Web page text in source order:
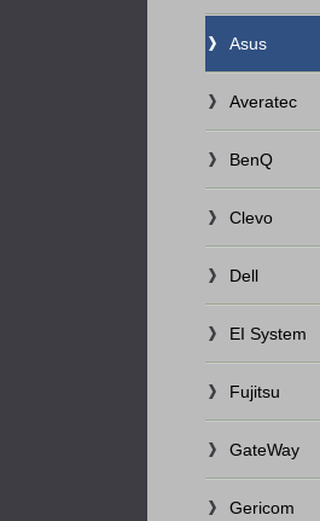
Asus
Averatec
BenQ
Clevo
Dell
EI System
Fujitsu
GateWay
Gericom